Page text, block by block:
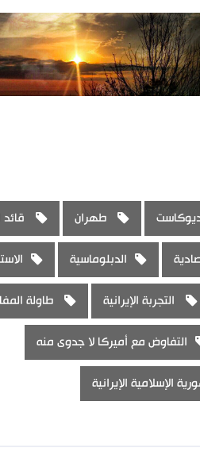
طهران قائد
الدبلوماسية
التجربة الإيرانية طاولة
التفاوض مع أميركا لا جدوى منه
الإسلامية الإيرانية